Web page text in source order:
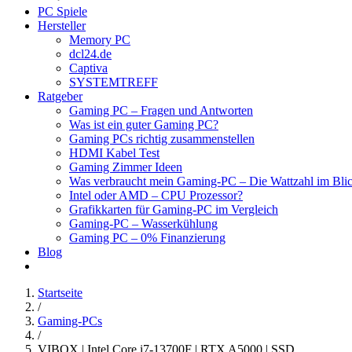
PC Spiele
Hersteller
Memory PC
dcl24.de
Captiva
SYSTEMTREFF
Ratgeber
Gaming PC – Fragen und Antworten
Was ist ein guter Gaming PC?
Gaming PCs richtig zusammenstellen
HDMI Kabel Test
Gaming Zimmer Ideen
Was verbraucht mein Gaming-PC – Die Wattzahl im
Intel oder AMD – CPU Prozessor?
Grafikkarten für Gaming-PC im Vergleich
Gaming-PC – Wasserkühlung
Gaming PC – 0% Finanzierung
Blog
Startseite
/
Gaming-PCs
/
VIBOX | Intel Core i7-13700F | RTX A5000 | SSD